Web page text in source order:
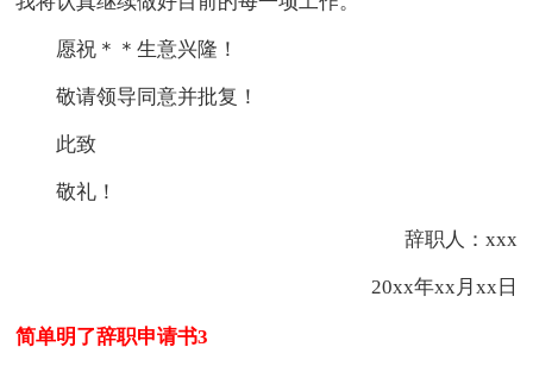
愿祝＊＊生意兴隆！
敬请领导同意并批复！
此致
敬礼！
辞职人：xxx
20xx年xx月xx日
简单明了辞职申请书3